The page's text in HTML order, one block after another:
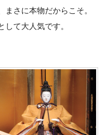
まさに本物だからこそ。
て大人気です。